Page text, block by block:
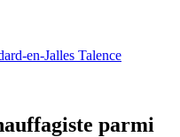
en-Jalles Talence
parmi